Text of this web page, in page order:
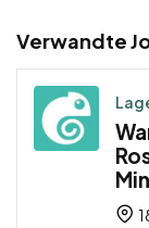
Verwandte